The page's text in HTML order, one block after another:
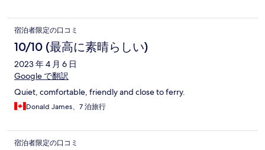
宿泊者限定の口コミ
10/10 (最高に素晴らしい)
2023 年 4 月 6 日
Google で翻訳
Quiet, comfortable, friendly and close to ferry.
Donald James、7 泊旅行
宿泊者限定の口コミ